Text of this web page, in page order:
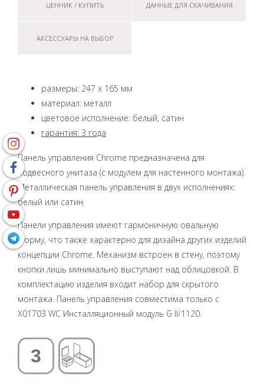
ЦЕННИК / КУПИТЬ ДАННЫЕ ДЛЯ СКАЧИВАНИЯ
АКСЕССУАРЫ НА ВЫБОР
размеры: 247 x 165 мм
материал: металл
цветовое исполнение: белый, сатин
гарантия: 3 года
Панель управления Chrome предназначена для
подвесного унитаза (с модулем для настенного монтажа).
Металлическая панель управления в двух исполнениях:
белый или сатин.
Панели управления имеют гармоничную овальную
форму, что также характерно для дизайна других изделий
концепции Chrome. Механизм встроен в стену, поэтому
кнопки лишь минимально выступают над облицовкой. В
комплектацию изделия входит набор для скрытого
монтажа. Панель управления совместима только с
X01703 WC Инсталляционный модуль G II/1120.